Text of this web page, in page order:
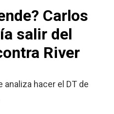
Carlos
salir del
River
analiza hacer el DT de